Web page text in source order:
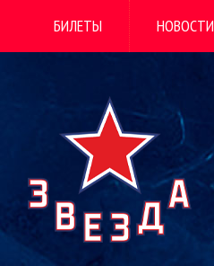
БИЛЕТЫ НОВОСТИ